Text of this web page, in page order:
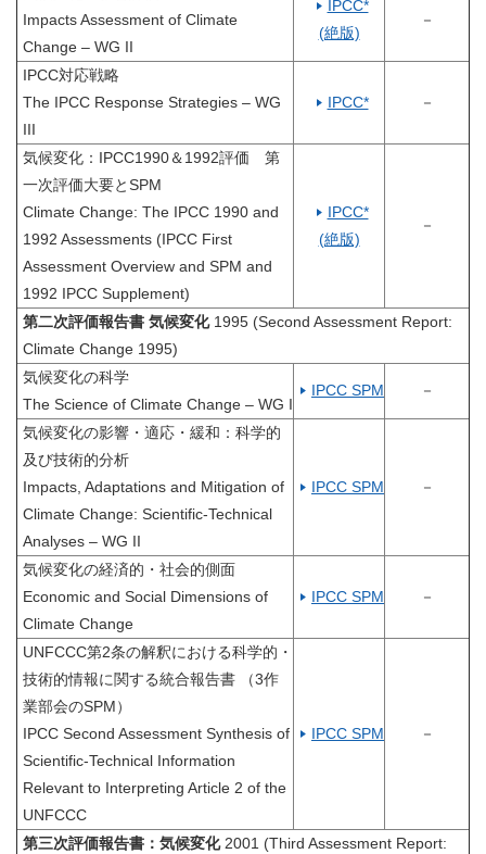
Impacts Assessment of Climate
Change – WG II
IPCC*
(絶版)
－
IPCC対応戦略
The IPCC Response Strategies – WG
III
IPCC* －
気候変化：IPCC1990＆1992評価 第
一次評価大要とSPM
Climate Change: The IPCC 1990 and
1992 Assessments (IPCC First
Assessment Overview and SPM and
1992 IPCC Supplement)
IPCC*
(絶版)
－
第二次評価報告書 気候変化 1995 (Second Assessment Report:
Climate Change 1995)
気候変化の科学
The Science of Climate Change – WG I
IPCC SPM －
気候変化の影響・適応・緩和：科学的
及び技術的分析
Impacts, Adaptations and Mitigation of
Climate Change: Scientific-Technical
Analyses – WG II
IPCC SPM －
気候変化の経済的・社会的側面
Economic and Social Dimensions of
Climate Change
IPCC SPM －
UNFCCC第2条の解釈における科学的・
技術的情報に関する統合報告書 （3作
業部会のSPM）
IPCC Second Assessment Synthesis of
Scientific-Technical Information
Relevant to Interpreting Article 2 of the
UNFCCC
IPCC SPM －
第三次評価報告書：気候変化2001 (Third Assessment Report: